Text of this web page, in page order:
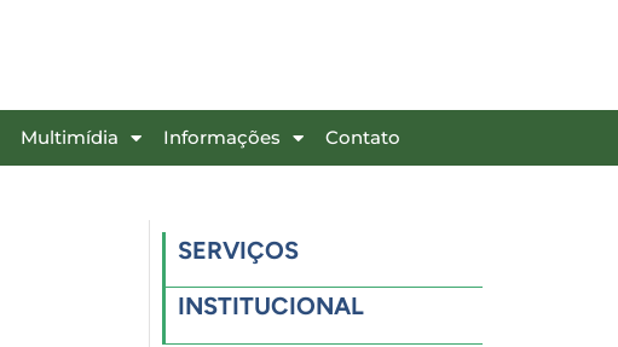
Multimídia Informações Contato
SERVIÇOS
INSTITUCIONAL